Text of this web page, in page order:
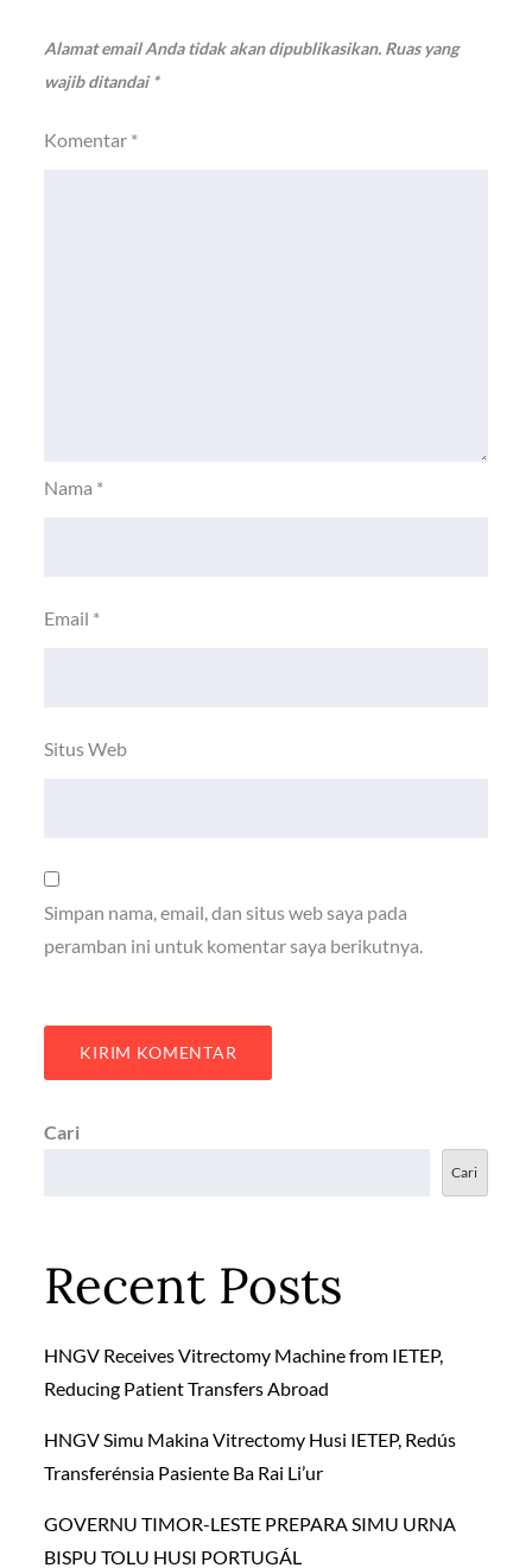
Alamat email Anda tidak akan dipublikasikan. Ruas yang
wajib ditandai*
Komentar *
Nama *
Email *
Situs Web
Simpan nama, email, dan situs web saya pada
peramban ini untuk komentar saya berikutnya.
Cari
Cari
Recent Posts
HNGV Receives Vitrectomy Machine from IETEP,
Reducing Patient Transfers Abroad
HNGV Simu Makina Vitrectomy Husi IETEP, Redús
Transferénsia Pasiente Ba Rai Li’ur
GOVERNU TIMOR-LESTE PREPARA SIMU URNA
BISPU TOLU HUSI PORTUGÁL